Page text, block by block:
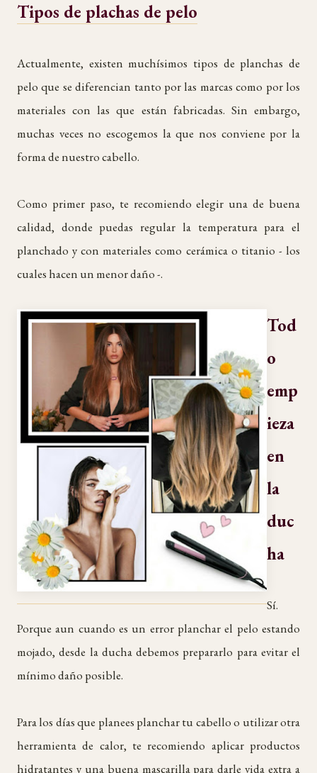
Tipos de plachas de pelo
Actualmente, existen muchísimos tipos de planchas de
pelo que se diferencian tanto por las marcas como por los
materiales con las que están fabricadas. Sin embargo,
muchas veces no escogemos la que nos conviene por la
forma de nuestro cabello.
Como primer paso, te recomiendo elegir una de buena
calidad, donde puedas regular la temperatura para el
planchado y con materiales como cerámica o titanio - los
cuales hacen un menor daño -.
Tod
o
emp
ieza
en
la
duc
ha
Sí.
Porque aun cuando es un error planchar el pelo estando
mojado, desde la ducha debemos prepararlo para evitar el
mínimo daño posible.
Para los días que planees planchar tu cabello o utilizar otra
herramienta de calor, te recomiendo aplicar productos
hidratantes y una buena mascarilla para darle vida extra a